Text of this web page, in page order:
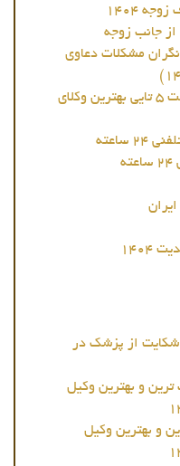
1404
از جانب زوجه
مشکلات دعاوی
بهترین وکیل در سنندج | لیست 5 تایی بهترین وکلای
ساعته
از پزشک در
و بهترین وکیل
و بهترین وکیل